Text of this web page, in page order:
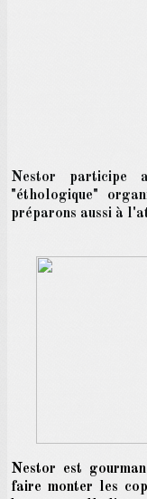
Nestor participe
"éthologique"
préparons aussi à
Nestor est
fairemonter les